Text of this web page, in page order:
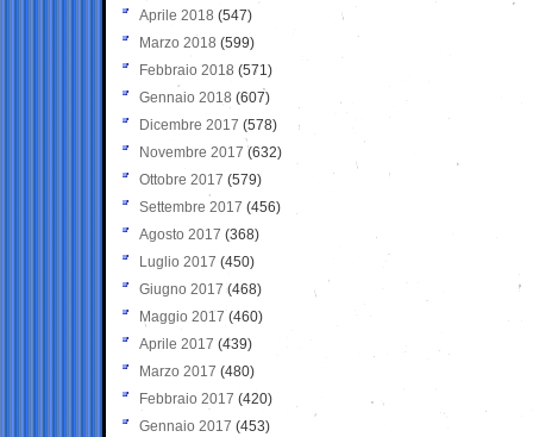
Aprile 2018 (547)
Marzo 2018 (599)
Febbraio 2018 (571)
Gennaio 2018 (607)
Dicembre 2017 (578)
Novembre 2017 (632)
Ottobre 2017 (579)
Settembre 2017 (456)
Agosto 2017 (368)
Luglio 2017 (450)
Giugno 2017 (468)
Maggio 2017 (460)
Aprile 2017 (439)
Marzo 2017 (480)
Febbraio 2017 (420)
Gennaio 2017 (453)